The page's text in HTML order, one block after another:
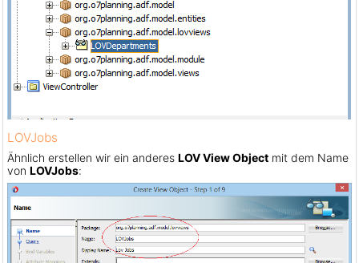
LOVJobs
Ähnlich erstellen wir ein anderes LOV View Object mit dem Name
von LOVJobs: